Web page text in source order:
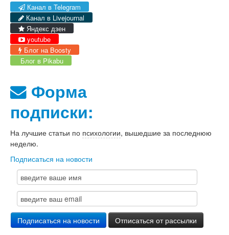
Канал в Telegram
Канал в Livejournal
Яндекс дзен
youtube
Блог на Boosty
Блог в Pikabu
Форма
подписки:
На лучшие статьи по психологии, вышедшие за последнюю
неделю.
Подписаться на новости